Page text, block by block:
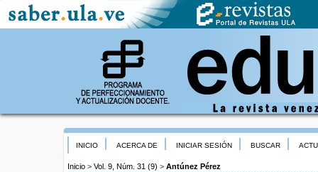
INICIO ACERCA DE INICIAR SESIÓN BUSCAR
Inicio > Vol. 9, Núm. 31 (9) > Antúnez Pérez